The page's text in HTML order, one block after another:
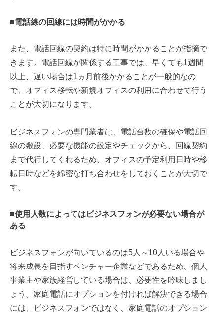
■電話線の回線には時間がかかる
また、電話回線の契約は特に時間がかかることが指摘で
きます。電話回線が関係する工事では、早くても1週間
以上、遅い場合は1ヵ月前後かかることが一般的なの
で、オフィス移転や新規オフィスの利用に合わせて行う
ことが大切になります。
ビジネスフォンの専門業者は、電話台数の確保や電話回
線の敷設、必要な機能の設定やチェックから、回線契約
まで代行してくれるため、オフィスの予定利用日時や移
転日時などを綿密な打ち合わせをしておくことが大切で
す。
■使用人数によってはビジネスフォンが必要ない場合が
ある
ビジネスフォンが向いているのは5人～10人いる場合や
将来成長を目指すベンチャー企業などであるため、個人
事業主や家族経営している場合は、必要性を吟味しまし
ょう。家庭電話にオプションを付ければ解決できる場合
には、ビジネスフォンではなく、家庭電話のオプション